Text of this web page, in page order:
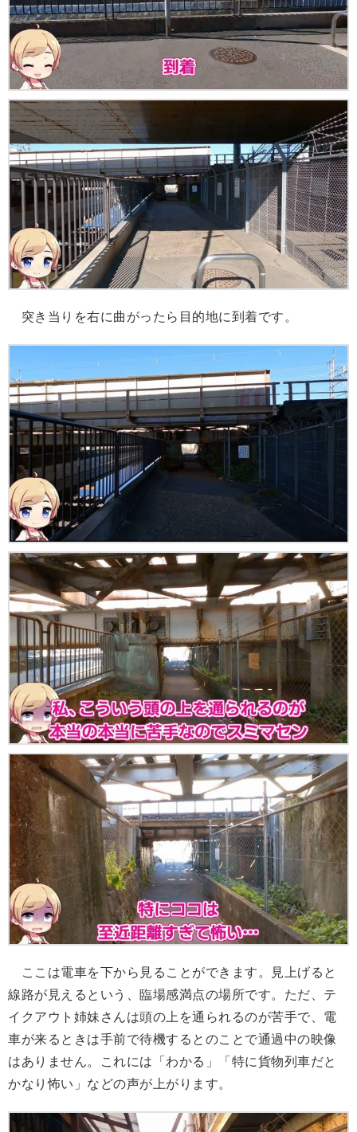
突き当りを右に曲がったら目的地に到着です。
ここは電車を下から見ることができます。見上げると
線路が見えるという、臨場感満点の場所です。ただ、テ
イクアウト姉妹さんは頭の上を通られるのが苦手で、電
車が来るときは手前で待機するとのことで通過中の映像
はありません。これには「わかる」「特に貨物列車だと
かなり怖い」などの声が上がります。